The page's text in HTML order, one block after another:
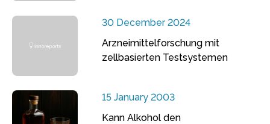
30 December 2024
Arzneimittelforschung mit
zellbasierten Testsystemen
15 January 2003
Kann Alkohol den